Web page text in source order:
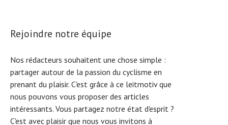
Rejoindre notre équipe
Nos rédacteurs souhaitent une chose simple :
partager autour de la passion du cyclisme en
prenant du plaisir. C'est grâce à ce leitmotiv que
nous pouvons vous proposer des articles
intéressants. Vous partagez notre état d'esprit ?
C'est avec plaisir que nous vous invitons à